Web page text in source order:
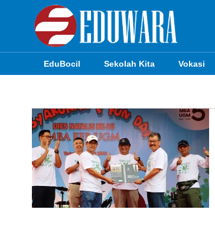
EduBocil Sekolah Kita Vokasi
Sekolah Kita
Vokasi
Kampus
Idea
Sains